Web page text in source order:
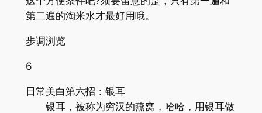
第二遍的淘米水才最好用哦。
步调浏览
6
日常美白第六招：银耳
银耳，被称为穷汉的燕窝，哈哈，用银耳做